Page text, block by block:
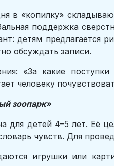
в «копилку»
поддержка
детям предлагается
обсуждать записи.
«За какие
человеку
зоопарк»
для детей 4–5 лет. Её
чувств. Для
игрушки или